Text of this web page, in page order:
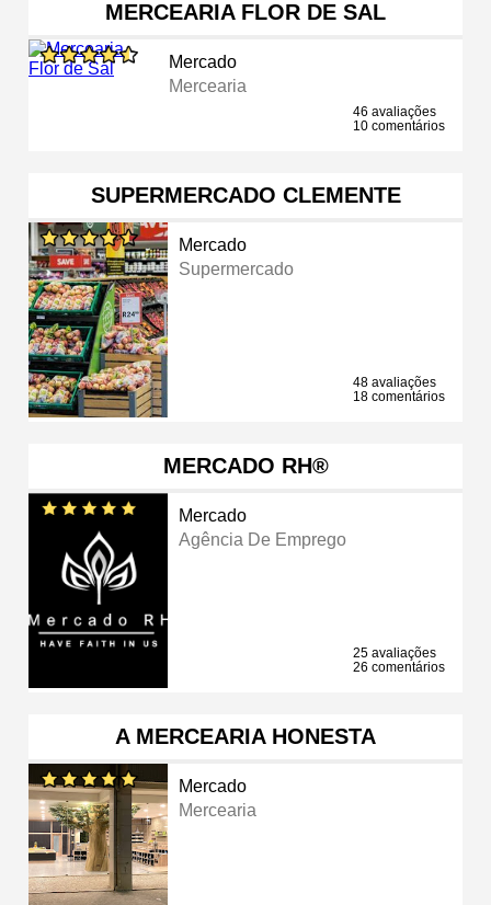
MERCEARIA FLOR DE SAL
Mercado
Mercearia
46 avaliações
10 comentários
SUPERMERCADO CLEMENTE
Mercado
Supermercado
48 avaliações
18 comentários
MERCADO RH®
Mercado
Agência De Emprego
25 avaliações
26 comentários
A MERCEARIA HONESTA
Mercado
Mercearia